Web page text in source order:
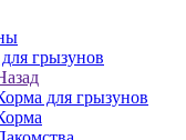
грызунов
для грызунов